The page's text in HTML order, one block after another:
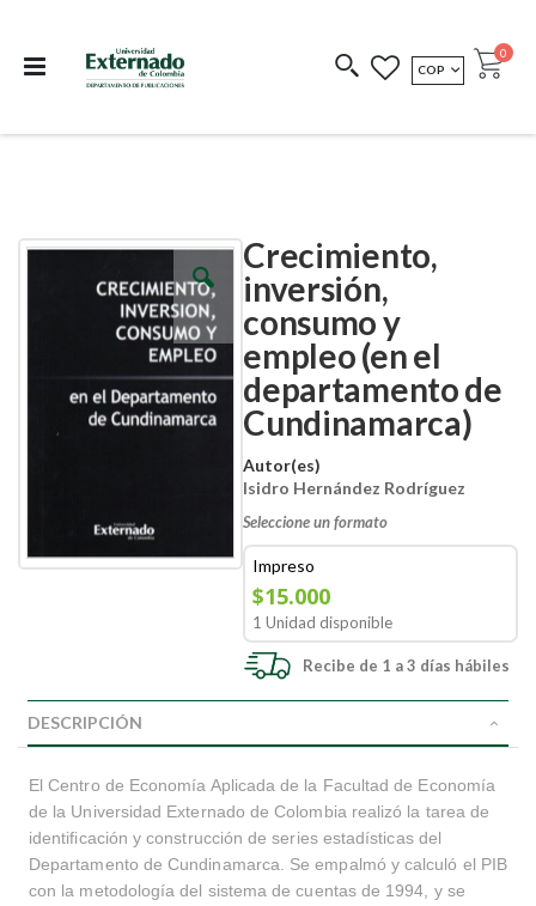
COEDICIONES REDIMIR CÓDIGO
MONEDA
COP Cart
0
Crecimiento,
inversión,
consumo y
empleo (en el
departamento de
Cundinamarca)
Autor(es)
Isidro Hernández Rodríguez
Seleccione un formato
Impreso
$15.000
1 Unidad disponible
Recibe de 1 a 3 días hábiles
Skip
Skip
DESCRIPCIÓN
El Centro de Economía Aplicada de la Facultad de Economía
de la Universidad Externado de Colombia realizó la tarea de
identificación y construcción de series estadísticas del
Departamento de Cundinamarca. Se empalmó y calculó el PIB
con la metodología del sistema de cuentas de 1994, y se